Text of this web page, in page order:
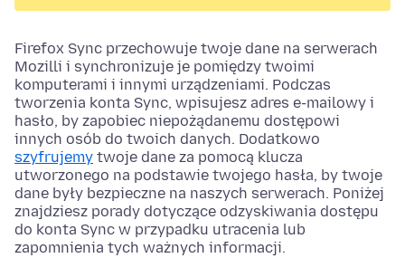
Firefox Sync przechowuje twoje dane na serwerach
Mozilli i synchronizuje je pomiędzy twoimi
komputerami i innymi urządzeniami. Podczas
tworzenia konta Sync, wpisujesz adres e-mailowy i
hasło, by zapobiec niepożądanemu dostępowi
innych osób do twoich danych. Dodatkowo
szyfrujemy twoje dane za pomocą klucza
utworzonego na podstawie twojego hasła, by twoje
dane były bezpieczne na naszych serwerach. Poniżej
znajdziesz porady dotyczące odzyskiwania dostępu
do konta Sync w przypadku utracenia lub
zapomnienia tych ważnych informacji.